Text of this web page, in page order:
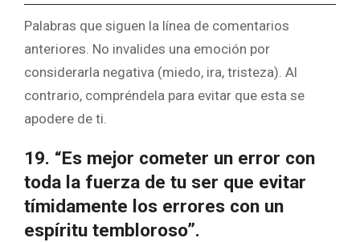
Palabras que siguen la línea de comentarios
anteriores. No invalides una emoción por
considerarla negativa (miedo, ira, tristeza). Al
contrario, compréndela para evitar que esta se
apodere de ti.
19. “Es mejor cometer un error con
toda la fuerza de tu ser que evitar
tímidamente los errores con un
espíritu tembloroso”.